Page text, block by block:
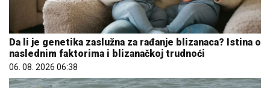
Da li je genetika zaslužna za rađanje blizanaca? Istina o
naslednim faktorima i blizanačkoj trudnoći
06. 08. 2026 06:38